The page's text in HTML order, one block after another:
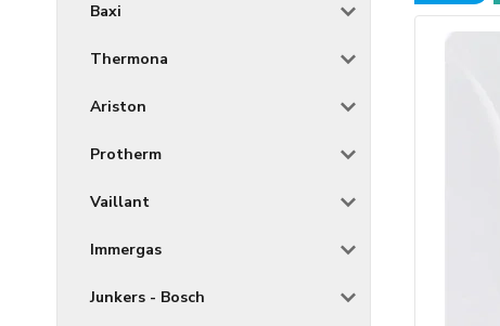
Baxi
Thermona
Ariston
Protherm
Vaillant
Immergas
Junkers - Bosch